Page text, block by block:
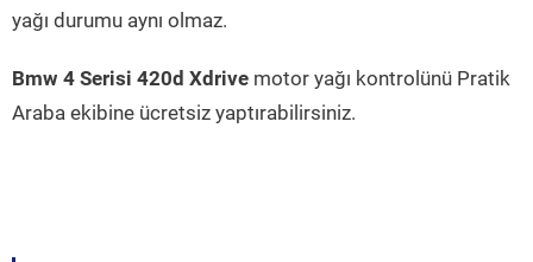
yağı durumu aynı olmaz.
Bmw 4 Serisi 420d Xdrive motor yağı kontrolünü Pratik
Araba ekibine ücretsiz yaptırabilirsiniz.